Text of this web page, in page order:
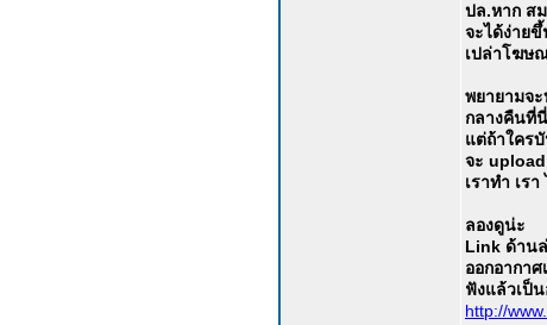
ปล.หาก ส
จะได้ง่าย
เปล่าโฆษ
พยายามจ
กลางคืนที่
แต่ถ้าใคร
จะ
เราทำ เร
ลองดูน่ะ
Link ด้าน
ออกอากา
ฟังแล้วเป็
http://